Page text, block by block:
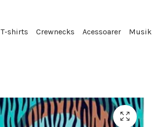
T-shirts Crewnecks Acessoarer Musik